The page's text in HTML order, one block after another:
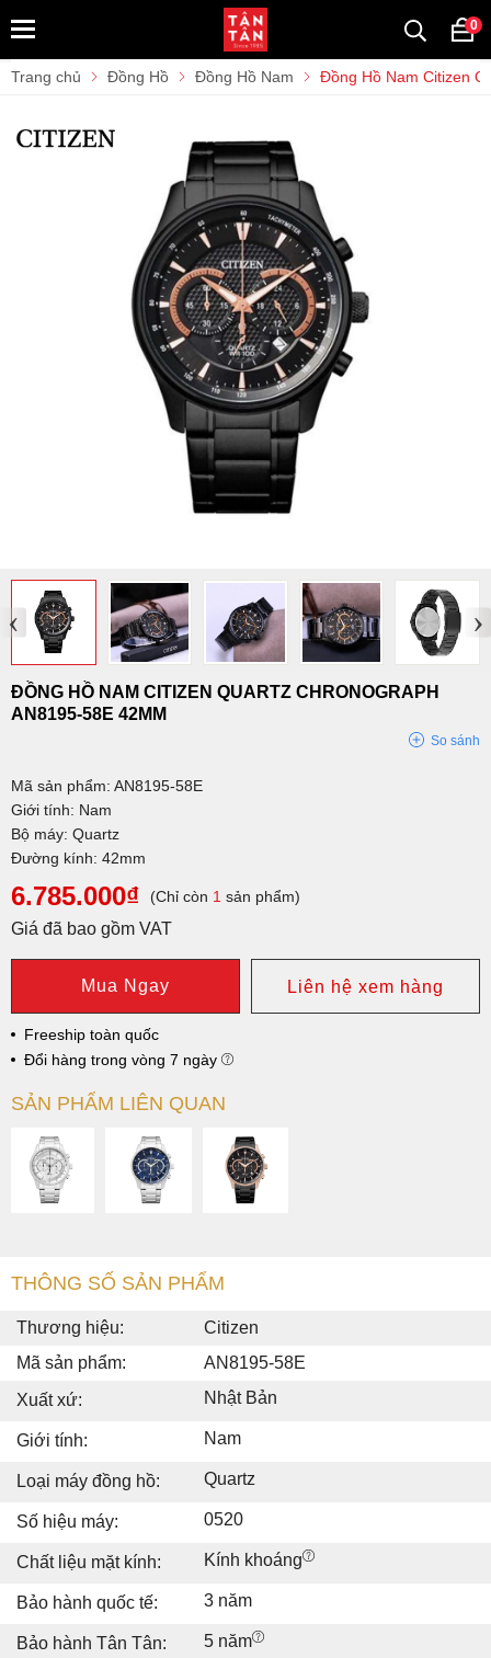
0
Trang chủ Đồng Hồ Đồng Hồ Nam Đồng Hồ Nam Citizen
‹ ›
ĐỒNG HỒ NAM CITIZEN QUARTZ CHRONOGRAPH
AN8195-58E 42MM
So sánh
Mã sản phẩm: AN8195-58E
Giới tính: Nam
Bộ máy: Quartz
Đường kính: 42mm
6.785.000₫ (Chỉ còn 1 sản phẩm)
Giá đã bao gồm VAT
Mua Ngay Liên hệ xem hàng
Freeship toàn quốc
Đổi hàng trong vòng 7 ngày
SẢN PHẨM LIÊN QUAN
THÔNG SỐ SẢN PHẨM
Thương hiệu:
Citizen
Mã sản phẩm:
AN8195-58E
Xuất xứ:
Nhật Bản
Giới tính: Nam
Loại máy đồng hồ: Quartz
Số hiệu máy: 0520
Chất liệu mặt kính: Kính khoáng
Bảo hành quốc tế: 3 năm
Bảo hành Tân Tân: 5 năm